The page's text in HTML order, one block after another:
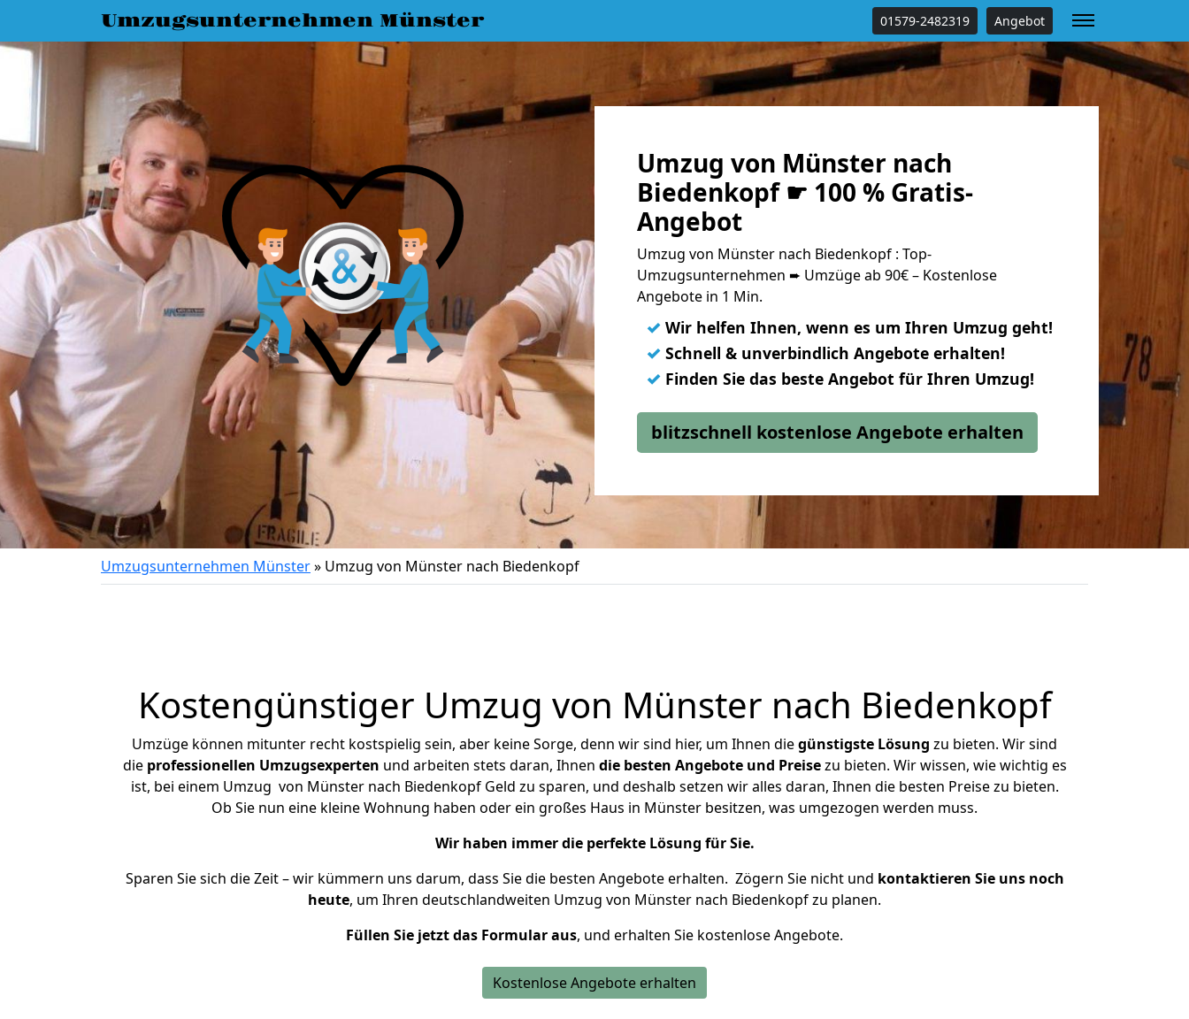
Umzugsunternehmen Münster 01579-2482319 Angebot
Umzug von Münster nach
Biedenkopf ☛ 100 % Gratis-
Angebot
Umzug von Münster nach Biedenkopf : Top-
Umzugsunternehmen ➨ Umzüge ab 90€ – Kostenlose
Angebote in 1 Min.
✓ Wir helfen Ihnen, wenn es um Ihren Umzug geht!
✓ Schnell & unverbindlich Angebote erhalten!
✓ Finden Sie das beste Angebot für Ihren Umzug!
blitzschnell kostenlose Angebote erhalten
Umzugsunternehmen Münster» Umzug von Münster nach Biedenkopf
Kostengünstiger Umzug von Münster nach Biedenkopf
Umzüge können mitunter recht kostspielig sein, aber keine Sorge, denn wir sind hier, um Ihnen diegünstigste Lösung zu bieten. Wir sind
die professionellen Umzugsexperten und arbeiten stets daran, Ihnen die besten Angebote und Preisezu bieten. Wir wissen, wie wichtig es
ist, bei einem Umzug von Münster nach Biedenkopf Geld zu sparen, und deshalb setzen wir alles daran, Ihnen die besten Preise zu bieten.
Ob Sie nun eine kleine Wohnung haben oder ein großes Haus in Münster besitzen, was umgezogen werden muss.
Wir haben immer die perfekte Lösung für Sie.
Sparen Sie sich die Zeit – wir kümmern uns darum, dass Sie die besten Angebote erhalten. Zögern Sie nicht und kontaktieren Sie uns noch
heute, um Ihren deutschlandweiten Umzug von Münster nach Biedenkopf zu planen.
Füllen Sie jetzt das Formular aus, und erhalten Sie kostenlose Angebote.
Kostenlose Angebote erhalten